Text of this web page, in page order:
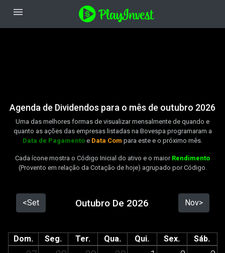
menu
Agenda de Dividendos para o mês de outubro 2026
Uma das melhores formas de visualizar mensalmente de quando e
quanto as ações das empresas listadas na Bovespa programaram a
Data de Pagamento e Data Com para este e o próximo mês.
Cada ícone mostra o Código Inicial do ativo e o maior Rendimento
(Provento em relação da Cotação de hoje) agrupado por Código.
<Set Outubro De 2026 Nov>
Dom. Seg. Ter. Qua. Qui. Sex. Sáb.